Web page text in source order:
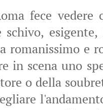
fece vedere
romanissimo e
in scena uno
o della